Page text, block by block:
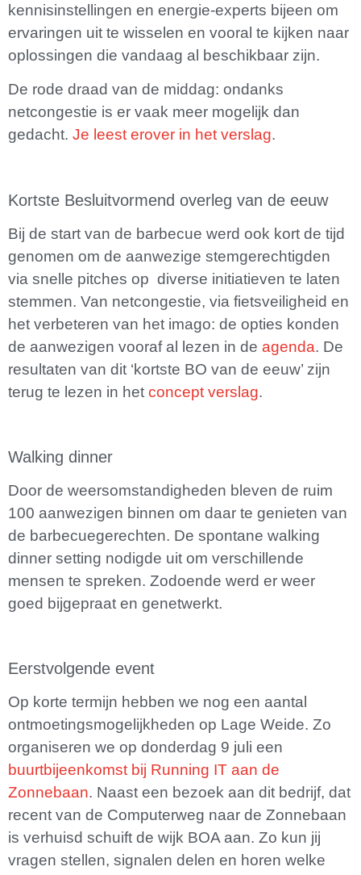
kennisinstellingen en energie-experts bijeen om
ervaringen uit te wisselen en vooral te kijken naar
oplossingen die vandaag al beschikbaar zijn.
De rode draad van de middag: ondanks
netcongestie is er vaak meer mogelijk dan
gedacht. Je leest erover in het verslag.
Kortste Besluitvormend overleg van de eeuw
Bij de start van de barbecue werd ook kort de tijd
genomen om de aanwezige stemgerechtigden
via snelle pitches op diverse initiatieven te laten
stemmen. Van netcongestie, via fietsveiligheid en
het verbeteren van het imago: de opties konden
de aanwezigen vooraf al lezen in de agenda. De
resultaten van dit ‘kortste BO van de eeuw’ zijn
terug te lezen in het concept verslag.
Walking dinner
Door de weersomstandigheden bleven de ruim
100 aanwezigen binnen om daar te genieten van
de barbecuegerechten. De spontane walking
dinner setting nodigde uit om verschillende
mensen te spreken. Zodoende werd er weer
goed bijgepraat en genetwerkt.
Eerstvolgende event
Op korte termijn hebben we nog een aantal
ontmoetingsmogelijkheden op Lage Weide. Zo
organiseren we op donderdag 9 juli een
buurtbijeenkomst bij Running IT aan de
Zonnebaan. Naast een bezoek aan dit bedrijf, dat
recent van de Computerweg naar de Zonnebaan
is verhuisd schuift de wijk BOA aan. Zo kun jij
vragen stellen, signalen delen en horen welke